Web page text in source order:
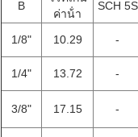
B
ค่าน้ํา
SCH 5S
1/8" 10.29 -
1/4" 13.72 -
3/8" 17.15 -